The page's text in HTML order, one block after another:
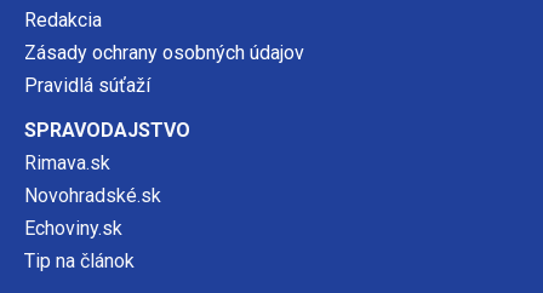
Redakcia
Zásady ochrany osobných údajov
Pravidlá súťaží
SPRAVODAJSTVO
Rimava.sk
Novohradské.sk
Echoviny.sk
Tip na článok